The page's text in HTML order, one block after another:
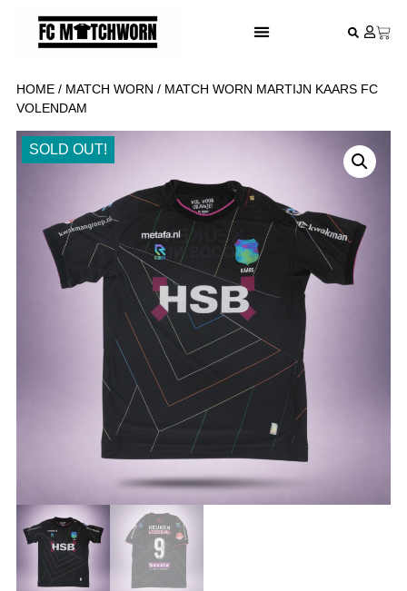
HOME/ MATCH WORN / MATCH WORN MARTIJN KAARS FC
VOLENDAM
SOLD OUT!